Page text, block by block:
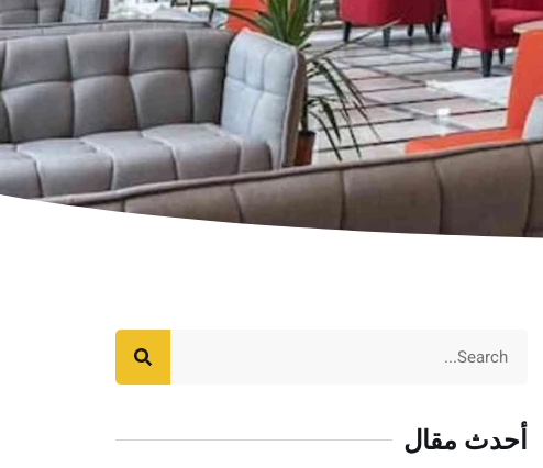
أحدث مقال